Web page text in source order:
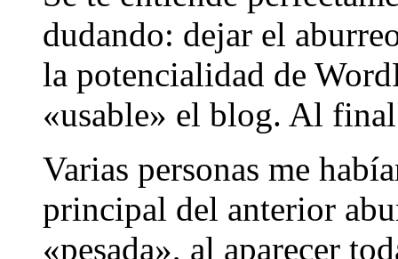
dudando: dejar el
la potencialidad de
«usable» el blog. Al
Varias personas me
principal del anterior
«pesada», al aparecer